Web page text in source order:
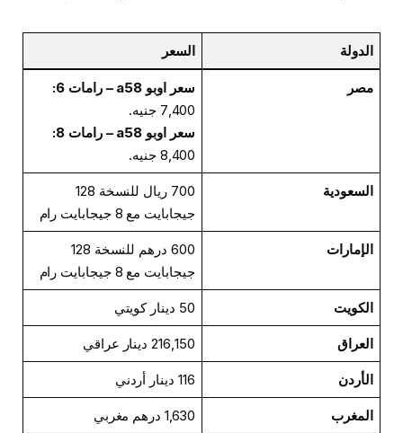
الدولة السعر
مصر
سعر اوبو a58 – رامات 6:
7,400 جنيه.
سعر اوبو a58 – رامات 8:
8,400 جنيه.
السعودية
700 ريال للنسخة 128
جيجابايت مع 8 جيجابايت رام
الإمارات
600 درهم للنسخة 128
جيجابايت مع 8 جيجابايت رام
الكويت 50 دينار كويتي
العراق 216,150 دينار عراقي
الأردن 116 دينار أردني
المغرب 1,630 درهم مغربي